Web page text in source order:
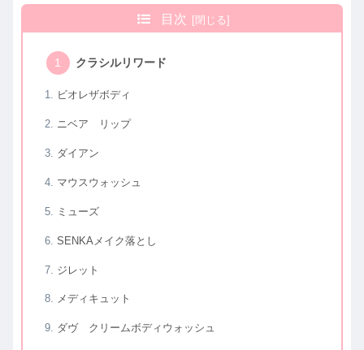
目次
クラシルリワード
ビオレザボディ
ニベア リップ
ダイアン
マウスウォッシュ
ミューズ
SENKAメイク落とし
ジレット
メディキュット
ダヴ クリームボディウォッシュ